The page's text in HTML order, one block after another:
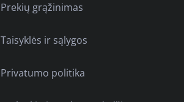
Prekių grąžinimas
Taisyklės ir sąlygos
Privatumo politika